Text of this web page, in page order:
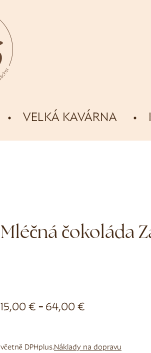
VELKÁ KAVÁRNA
Mléčná čokoláda
15,00 € - 64,00 €
včetně DPHplus.Náklady na dopravu